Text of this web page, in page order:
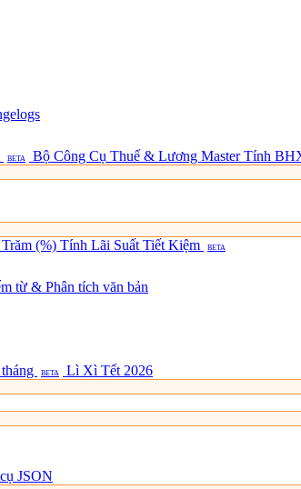
BETA Bộ Công Cụ Thuế & Lương MasterTính
(%) Tính Lãi Suất Tiết Kiệm BETA
từ & Phân tích văn bản
BETA Lì Xì Tết 2026
JSON